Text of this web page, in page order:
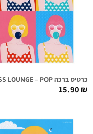
כרטיס ברכה FIRST CLASS LOUNGE – POP
15.90₪